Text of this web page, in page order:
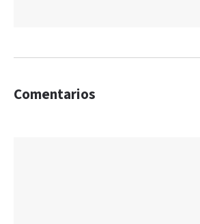
Comentarios